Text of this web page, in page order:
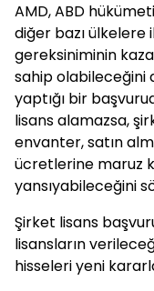
AMD, ABD
diğer bazı
gereksiniminin
sahip olabileceğini
yaptığı bir
lisans alamazsa,
envanter, satın
ücretlerine maruz
yansıyabileceğini
Şirket lisans
lisansların
hisseleri yeni